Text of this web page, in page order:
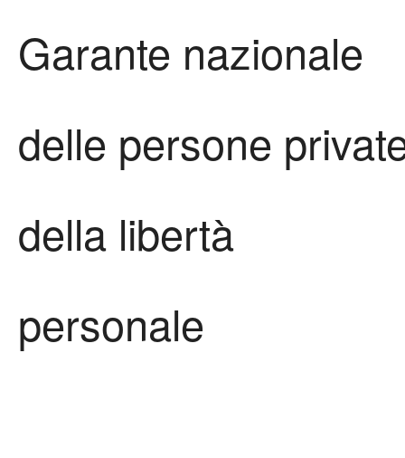
Garante nazionale
delle persone
della libertà
personale